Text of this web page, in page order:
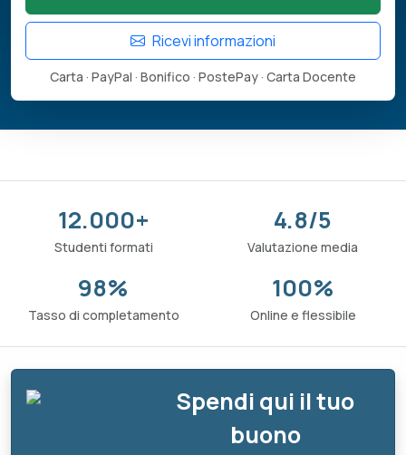
Ricevi informazioni
Carta · PayPal · Bonifico · PostePay · Carta Docente
12.000+
Studenti formati
4.8/5
Valutazione media
98%
Tasso di completamento
100%
Online e flessibile
Spendi qui il tuo
buono